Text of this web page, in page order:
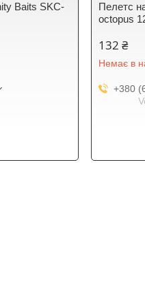
Baits SKC-
Пелетс
octopus
132 ₴
Немає в
+380